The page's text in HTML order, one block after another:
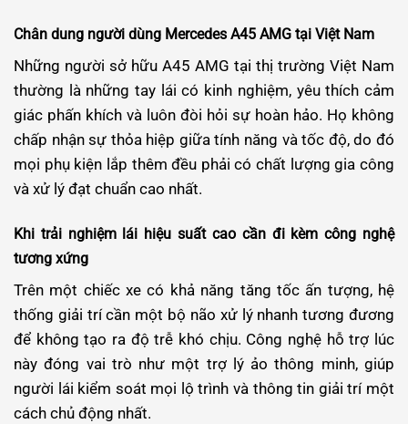
Chân dung người dùng Mercedes A45 AMG tại Việt Nam
Những người sở hữu A45 AMG tại thị trường Việt Nam
thường là những tay lái có kinh nghiệm, yêu thích cảm
giác phấn khích và luôn đòi hỏi sự hoàn hảo. Họ không
chấp nhận sự thỏa hiệp giữa tính năng và tốc độ, do đó
mọi phụ kiện lắp thêm đều phải có chất lượng gia công
và xử lý đạt chuẩn cao nhất.
Khi trải nghiệm lái hiệu suất cao cần đi kèm công nghệ
tương xứng
Trên một chiếc xe có khả năng tăng tốc ấn tượng, hệ
thống giải trí cần một bộ não xử lý nhanh tương đương
để không tạo ra độ trễ khó chịu. Công nghệ hỗ trợ lúc
này đóng vai trò như một trợ lý ảo thông minh, giúp
người lái kiểm soát mọi lộ trình và thông tin giải trí một
cách chủ động nhất.